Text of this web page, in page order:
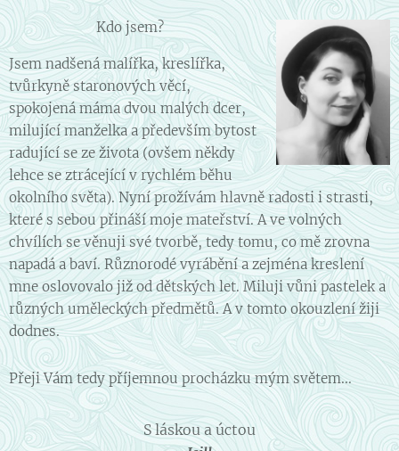
Kdo jsem?
Jsem nadšená malířka, kreslířka,
tvůrkyně staronových věcí,
spokojená máma dvou malých dcer,
milující manželka a především bytost
radující se ze života (ovšem někdy
lehce se ztrácející v rychlém běhu
okolního světa). Nyní prožívám hlavně radosti i strasti,
které s sebou přináší moje mateřství. A ve volných
chvílích se věnuji své tvorbě, tedy tomu, co mě zrovna
napadá a baví. Různorodé vyrábění a zejména kreslení
mne oslovovalo již od dětských let. Miluji vůni pastelek a
různých uměleckých předmětů. A v tomto okouzlení žiji
dodnes.
Přeji Vám tedy příjemnou procházku mým světem...
S láskou a úctou